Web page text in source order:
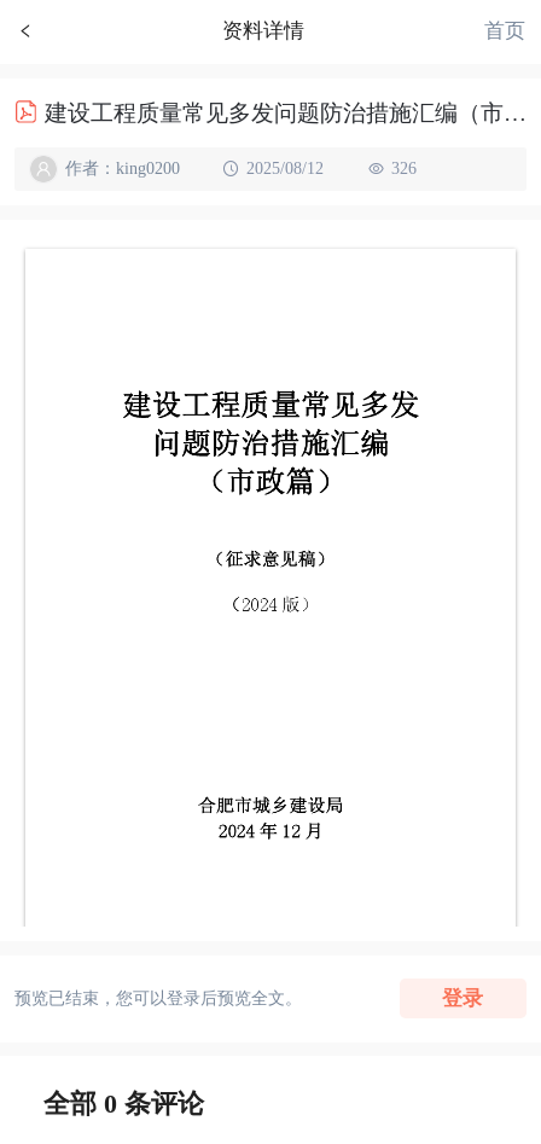
资料详情 首页
建设工程质量常见多发问题防治措施汇编（市政篇）
作者：king0200 2025/08/12 326
预览已结束，您可以登录后预览全文。 登录
全部 0 条评论